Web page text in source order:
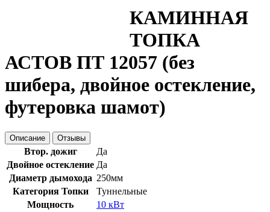
КАМИННАЯ
ТОПКА
АСТОВ ПТ 12057 (без
шибера, двойное остекление,
футеровка шамот)
Описание Отзывы
Втор. дожиг
Да
Двойное остекление Да
Диаметр дымохода 250мм
Категория Топки
Туннельные
Мощность
10 кВт